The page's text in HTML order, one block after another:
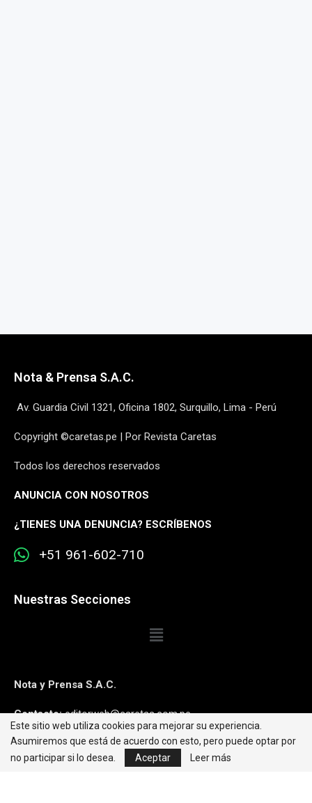
Nota & Prensa S.A.C.
Av. Guardia Civil 1321, Oficina 1802, Surquillo, Lima - Perú
Copyright ©caretas.pe | Por Revista Caretas
Todos los derechos reservados
ANUNCIA CON NOSOTROS
¿TIENES UNA DENUNCIA? ESCRÍBENOS
+51 961-602-710
Nuestras Secciones
Nota y Prensa S.A.C.
Contacto:editorweb@caretas.com.pe
Síguenos:
Este sitio web utiliza cookies para mejorar su experiencia.
Asumiremos que está de acuerdo con esto, pero puede optar por
no participar si lo desea.
Aceptar Leer más